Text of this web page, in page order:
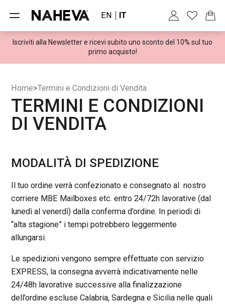
EN IT
Spedizioni gratuite per ordini superiori a 100€
Iscriviti alla Newsletter e ricevi subito uno sconto del 10% sul tuo
primo acquisto!
Home>Termini e Condizioni di Vendita
TERMINI E CONDIZIONI
DI VENDITA
MODALITÀ DI SPEDIZIONE
Il tuo ordine verrà confezionato e consegnato al nostro
corriere MBE Mailboxes etc. entro 24/72h lavorative (dal
lunedì al venerdì) dalla conferma d’ordine. In periodi di
“alta stagione” i tempi potrebbero leggermente
allungarsi.
Le spedizioni vengono sempre effettuate con servizio
EXPRESS, la consegna avverrà indicativamente nelle
24/48h lavorative successive alla finalizzazione
dell’ordine escluse Calabria, Sardegna e Sicilia nelle quali